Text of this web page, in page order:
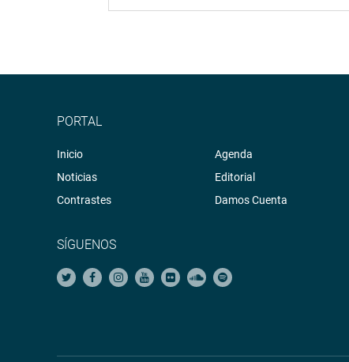
PORTAL
Inicio
Noticias
Contrastes
Agenda
Editorial
Damos Cuenta
SÍGUENOS